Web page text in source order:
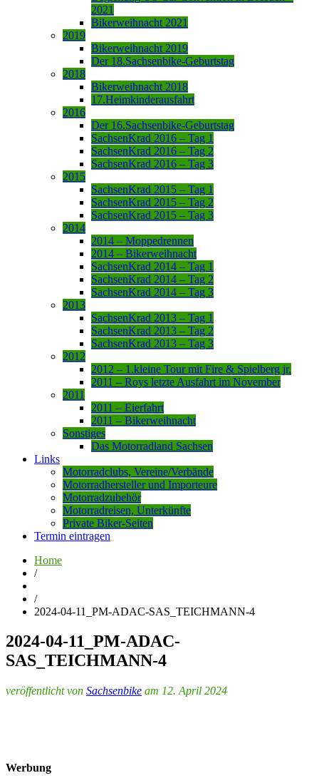
2021
Bikerweihnacht 2021
2019
Bikerweihnacht 2019
Der 18.Sachsenbike-Geburtstag
2018
Bikerweihnacht 2018
17.Heimkinderausfahrt
2016
Der 16.Sachsenbike-Geburtstag
SachsenKrad 2016 – Tag 1
SachsenKrad 2016 – Tag 2
SachsenKrad 2016 – Tag 3
2015
SachsenKrad 2015 – Tag 1
SachsenKrad 2015 – Tag 2
SachsenKrad 2015 – Tag 3
2014
2014 – Moppedrennen
2014 – Bikerweihnacht
SachsenKrad 2014 – Tag 1
SachsenKrad 2014 – Tag 2
SachsenKrad 2014 – Tag 3
2013
SachsenKrad 2013 – Tag 1
SachsenKrad 2013 – Tag 2
SachsenKrad 2013 – Tag 3
2012
2012 – 1.kleine Tour mit Fire & Spielberg jr.
2011 – Roys letzte Ausfahrt im November
2011
2011 – Eierfahrt
2011 – Bikerweihnacht
Sonstiges
Das Motorradland Sachsen
Links
Motorradclubs, Vereine/Verbände
Motorradhersteller und Importeure
Motorradzubehör
Motorradreisen, Unterkünfte
Private Biker-Seiten
Termin eintragen
Home
/
/
2024-04-11_PM-ADAC-SAS_TEICHMANN-4
2024-04-11_PM-ADAC-
SAS_TEICHMANN-4
veröffentlicht von Sachsenbike am 12. April 2024
Werbung